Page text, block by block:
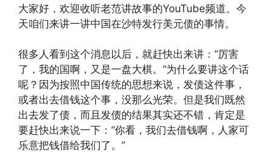
大家好，欢迎收听老范讲故事的YouTube频道。今
天咱们来讲一讲中国在沙特发行美元债的事情。
很多人看到这个消息以后，就赶快出来讲：“厉害
了，我的国啊，又是一盘大棋。”为什么要讲这个话
呢？因为按照中国传统的思想来说，发债这件事，
或者出去借钱这个事，没那么光荣。但是我们既然
出去发了债，而且发债的结果其实还不错，肯定是
要赶快出来说一下：“你看，我们去借钱啊，人家可
乐意把钱借给我们了。”